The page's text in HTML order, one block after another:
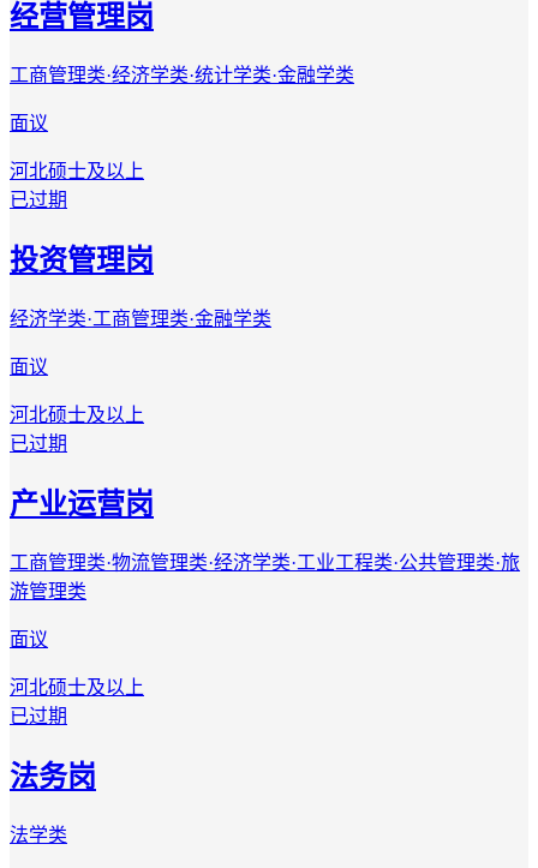
经营管理岗
工商管理类·经济学类·统计学类·金融学类
面议
河北硕士及以上
已过期
投资管理岗
经济学类·工商管理类·金融学类
面议
河北硕士及以上
已过期
产业运营岗
工商管理类·物流管理类·经济学类·工业工程类·公共管理类·旅
游管理类
面议
河北硕士及以上
已过期
法务岗
法学类